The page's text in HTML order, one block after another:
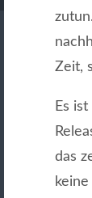
Zeit,
Es
das